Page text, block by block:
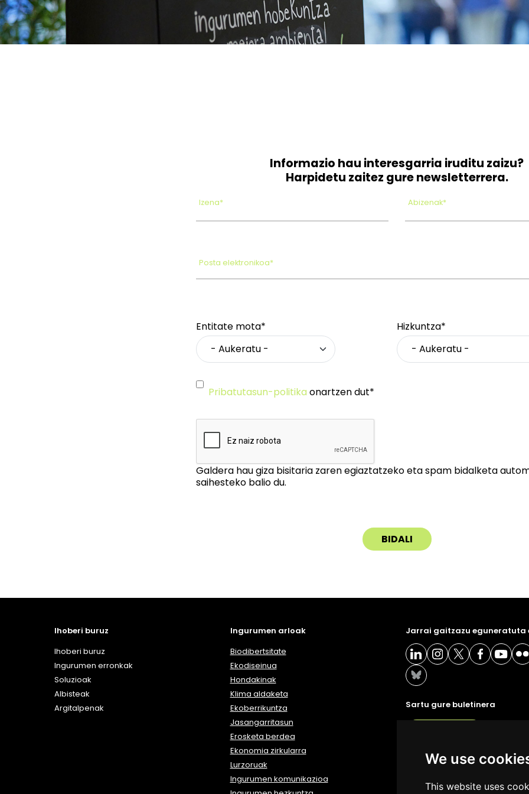
We use
This website uses
Informazio hau interesgarria iruditu zaizu?
Harpidetu zaitez gure newsletterrera.
Izena* Abizenak*
Posta elektronikoa*
Entitate mota* Hizkuntza*
Pribatutasun-politika onartzen dut*
Galdera hau giza bisitaria zaren egiaztatzeko eta spam bidalketa
saihesteko balio du.
Ihoberi buruz
Ihoberi buruz
Ingurumen erronkak
Soluzioak
Albisteak
Argitalpenak
Ingurumen arloak
Biodibertsitate
Ekodiseinua
Hondakinak
Klima aldaketa
Ekoberrikuntza
Jasangarritasun
Erosketa berdea
Ekonomia zirkularra
Lurzoruak
Ingurumen komunikazioa
Jarrai gaitzazu eguneratuta
Sartu gure buletinera